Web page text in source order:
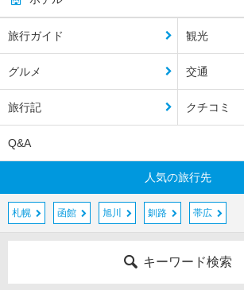
旅行ガイド 観光
グルメ 交通
旅行記 クチコミ
Q&A
人気の旅行先
札幌 函館 旭川 釧路 帯広
キーワード検索